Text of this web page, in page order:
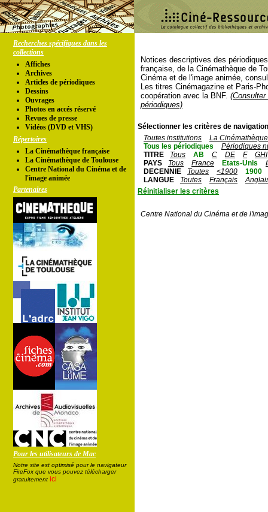
Recherches spécifiques dans les
collections
Affiches
Archives
Articles de périodiques
Dessins
Ouvrages
Photos en accés réservé
Revues de presse
Vidéos (DVD et VHS)
Répertoires
La Cinémathèque française
La Cinémathèque de Toulouse
Centre National du Cinéma et de
l'image animée
Partenaires
Pour les utilisateurs de Mac
Notre site est optimisé pour le navigateur
FireFox que vous pouvez télécharger
gratuitement ici
Notices descriptives des
française, de la Cinémathèque de
Cinéma et de l'image animée,
Les titres Cinémagazine et Paris-
coopération avec la BNF.
périodiques)
Sélectionner les critères de
Toutes institutions
La
Tous les périodiques
Périodiques
TITRE
Tous AB C DE F
GHI
PAYS
Tous France Etats-Unis
DECENNIE
Toutes <1900
1900
LANGUE
Toutes Français
Réinitialiser les critères
Centre National du Cinéma et de